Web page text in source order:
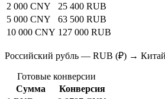
2 000 CNY
25 400 RUB
5 000 CNY
63 500 RUB
10 000 CNY 127 000 RUB
Российский рубль — RUB (₽) →
Готовые конверсии
Сумма
Конверсия